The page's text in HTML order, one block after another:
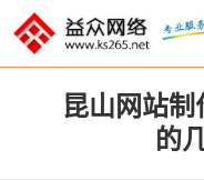
昆山网站
的